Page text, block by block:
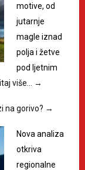
motive, od
jutarnje
magle iznad
polja i žetve
pod ljetnim
više… →
na gorivo? →
Nova analiza
otkriva
regionalne